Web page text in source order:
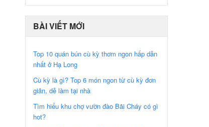
BÀI VIẾT MỚI
Top 10 quán bún cù kỳ thơm ngon hấp dẫn
nhất ở Hạ Long
Cù kỳ là gì? Top 6 món ngon từ cù kỳ đơn
giản, dễ làm tại nhà
Tìm hiểu khu chợ vườn đào Bãi Cháy có gì
hot?